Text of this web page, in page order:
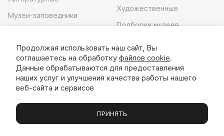
Музеи-заповедники
Художественные
Подборки музеев
Скачать приложение
Музеи Выставки Экскурсии Чаты Вы
Продолжая использовать наш сайт, Вы
соглашаетесь на обработку файлов cookie.
Данные обрабатываются для предоставления
наших услуг и улучшения качества работы нашего
веб-сайта и сервисов
ПРИНЯТЬ